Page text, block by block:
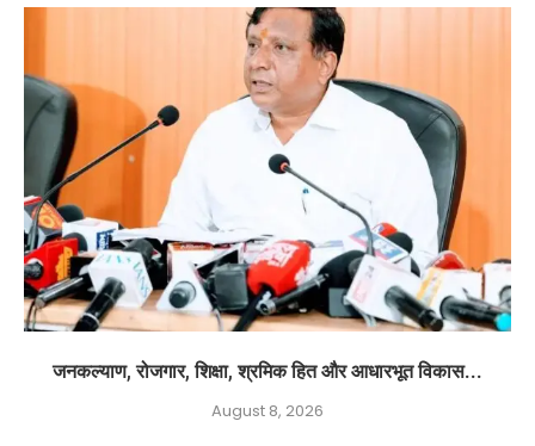
जनकल्याण, रोजगार, शिक्षा, श्रमिक हित और आधारभूत विकास...
August 8, 2026